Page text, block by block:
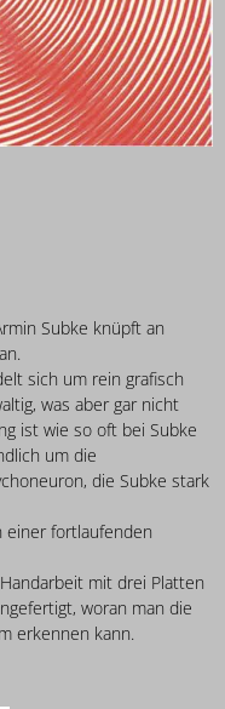
Subke knüpft an
sich um rein grafisch
was aber gar nicht
ist wie so oft bei Subke
um die
die Subke stark
einer fortlaufenden
mit drei Platten
woran man die
erkennen kann.